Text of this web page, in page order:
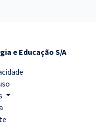
e Educação S/A